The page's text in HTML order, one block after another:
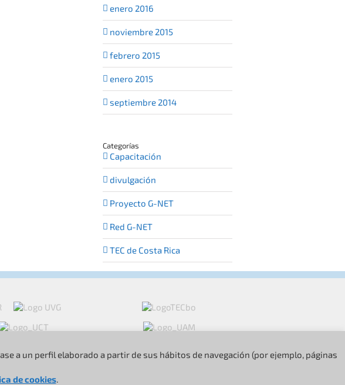
enero 2016
noviembre 2015
febrero 2015
enero 2015
septiembre 2014
Categorías
Capacitación
divulgación
Proyecto G-NET
Red G-NET
TEC de Costa Rica
a un perfil elaborado a partir de sus hábitos de navegación (por ejemplo, páginas
de cookies.